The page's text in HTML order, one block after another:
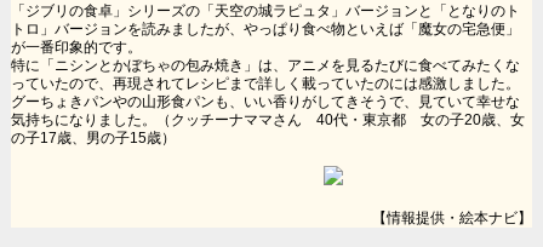
「ジブリの食卓」シリーズの「天空の城ラピュタ」バージョンと「となりのト
トロ」バージョンを読みましたが、やっぱり食べ物といえば「魔女の宅急便」
が一番印象的です。
特に「ニシンとかぼちゃの包み焼き」は、アニメを見るたびに食べてみたくな
っていたので、再現されてレシピまで詳しく載っていたのには感激しました。
グーちょきパンやの山形食パンも、いい香りがしてきそうで、見ていて幸せな
気持ちになりました。（クッチーナママさん 40代・東京都 女の子20歳、女
の子17歳、男の子15歳）
【情報提供・絵本ナビ】